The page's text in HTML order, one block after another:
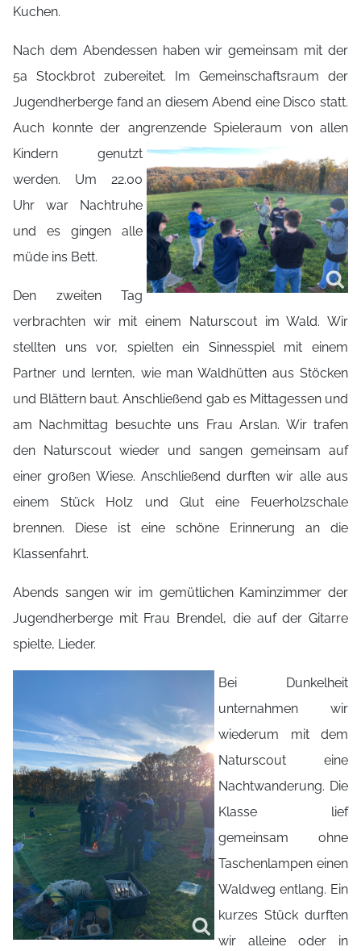
Kuchen.
Nach dem Abendessen haben wir gemeinsam mit der
5a Stockbrot zubereitet. Im Gemeinschaftsraum der
Jugendherberge fand an diesem Abend eine Disco statt.
Auch konnte der angrenzende Spieleraum vonallen
Kindern genutzt
werden. Um 22.00
Uhr war Nachtruhe
und es gingen alle
müde ins Bett.
Den zweiten Tag
verbrachten wir mit einem Naturscout im Wald. Wir
stellten uns vor, spielten ein Sinnesspiel mit einem
Partner und lernten, wie man Waldhütten aus Stöcken
und Blättern baut. Anschließend gab es Mittagessen und
am Nachmittag besuchte uns Frau Arslan. Wir trafen
den Naturscout wieder und sangen gemeinsam auf
einer großen Wiese. Anschließend durften wir alle aus
einem Stück Holz und Glut eine Feuerholzschale
brennen. Diese ist eine schöne Erinnerung an die
Klassenfahrt.
Abends sangen wir im gemütlichen Kaminzimmer der
Jugendherberge mit Frau Brendel, die auf der Gitarre
spielte, Lieder.
Bei Dunkelheit
unternahmen wir
wiederum mit dem
Naturscout eine
Nachtwanderung. Die
Klasse lief
gemeinsam ohne
Taschenlampen einen
Waldweg entlang. Ein
kurzes Stück durften
wir alleine oder in